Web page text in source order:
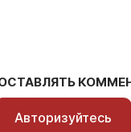
Авторизуйтесь